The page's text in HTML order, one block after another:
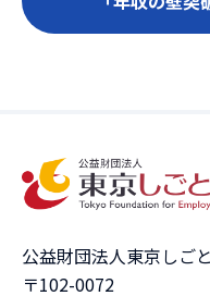
公益財団法人東京しご
〒102-0072